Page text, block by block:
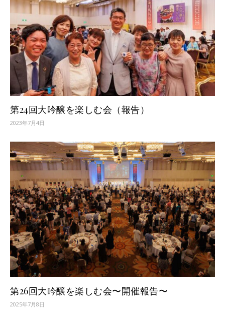
第24回大吟醸を楽しむ会（報告）
2023年7月4日
第26回大吟醸を楽しむ会〜開催報告〜
2025年7月8日